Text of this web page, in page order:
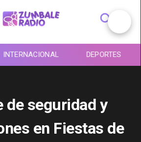
INTERNACIONAL DEPORTES
de seguridad y
en Fiestas de